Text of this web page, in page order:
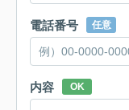
電話番号 任意
内容 OK